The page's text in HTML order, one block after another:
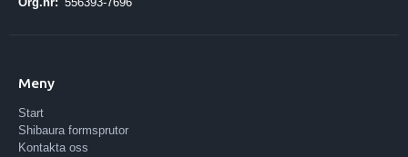
Meny
Start
Shibaura formsprutor
Kontakta oss